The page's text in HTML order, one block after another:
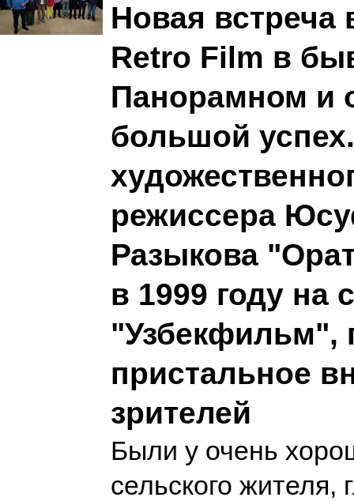
Новая встреча
Retro Film в
Панорамном и
большой
режиссера
Разыкова
в 1999 году на
"Узбекфильм",
пристальное
зрителей
Были у очень
сельского жителя,